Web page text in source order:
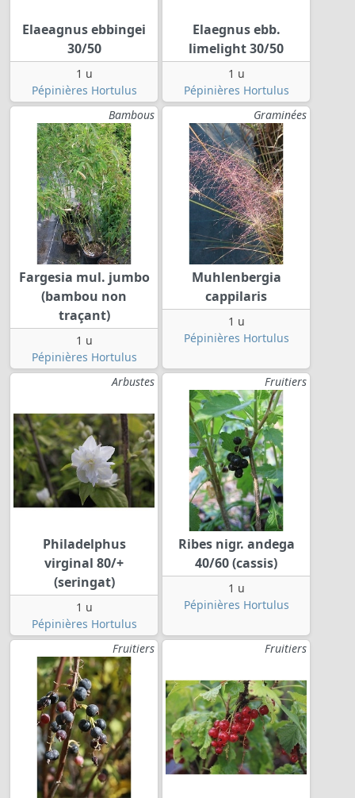
Elaeagnus ebbingei
30/50
1 u
Pépinières Hortulus
Elaegnus ebb.
limelight 30/50
1 u
Pépinières Hortulus
Bambous
Fargesia mul. jumbo
(bambou non
traçant)
1 u
Pépinières Hortulus
Graminées
Muhlenbergia
cappilaris
1 u
Pépinières Hortulus
Arbustes
Philadelphus
virginal 80/+
(seringat)
1 u
Pépinières Hortulus
Fruitiers
Ribes nigr. andega
40/60 (cassis)
1 u
Pépinières Hortulus
Fruitiers Fruitiers